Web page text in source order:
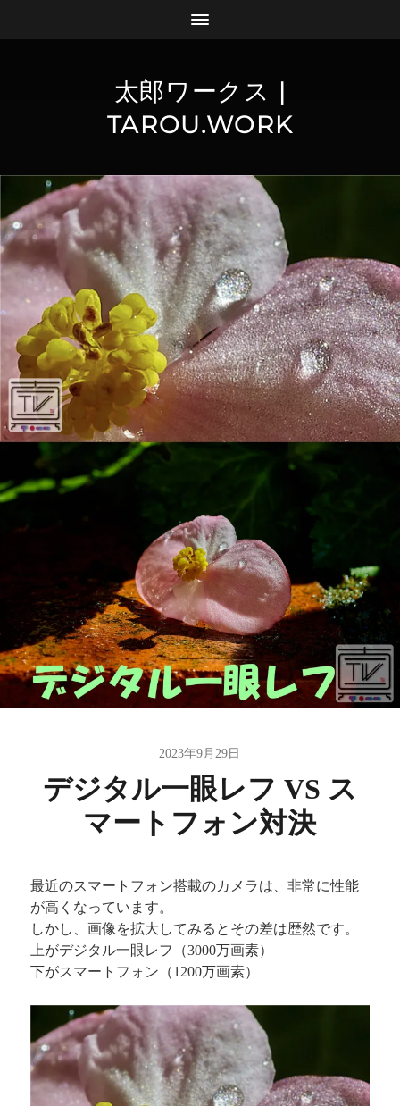
太郎ワークス |
TAROU.WORK
2023年9月29日
デジタル一眼レフ VS ス
マートフォン対決
最近のスマートフォン搭載のカメラは、非常に性能
が高くなっています。
しかし、画像を拡大してみるとその差は歴然です。
上がデジタル一眼レフ（3000万画素）
下がスマートフォン（1200万画素）